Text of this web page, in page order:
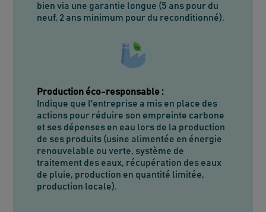
bien via une garantie longue (5 ans pour du
neuf, 2 ans minimum pour du reconditionné).
Production éco-responsable :
Indique que l'entreprise a mis en place des
actions pour réduire son empreinte carbone
et ses dépenses en eau lors de la production
de ses produits (usine alimentée en énergie
renouvelable ou verte, système de
traitement des eaux, récupération des eaux
de pluie, production en quantité limitée,
production locale).